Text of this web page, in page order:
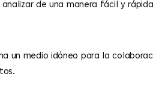
de una manera fácil y
un medio idóneo para la